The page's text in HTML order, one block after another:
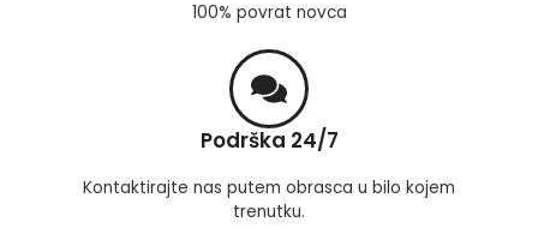
100% povrat novca
Podrška 24/7
Kontaktirajte nas putem obrasca u bilo kojem
trenutku.